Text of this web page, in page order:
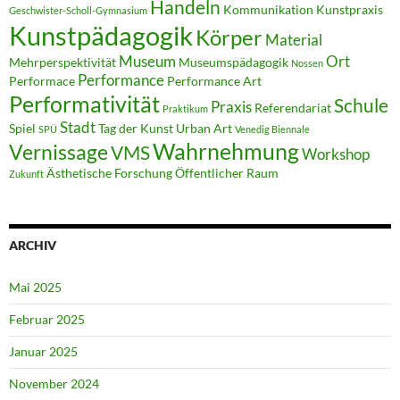
Geschwister-Scholl-Gymnasium Handeln Kommunikation Kunstpraxis
Kunstpädagogik Körper Material
Mehrperspektivität Museum Museumspädagogik Nossen Ort
Performace Performance Performance Art
Performativität Praktikum Praxis Referendariat Schule
Spiel SPÜ StadtTag der Kunst Urban Art Venedig Biennale
VernissageVMSWahrnehmungWorkshop
Zukunft Ästhetische ForschungÖffentlicher Raum
ARCHIV
Mai 2025
Februar 2025
Januar 2025
November 2024